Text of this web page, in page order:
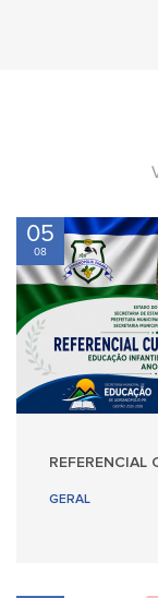
05
08
REFERENCIAL
GERAL